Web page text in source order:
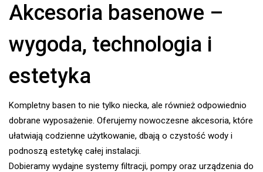
Akcesoria basenowe –
wygoda, technologia i
estetyka
Kompletny basen to nie tylko niecka, ale również odpowiednio
dobrane wyposażenie. Oferujemy nowoczesne akcesoria, które
ułatwiają codzienne użytkowanie, dbają o czystość wody i
podnoszą estetykę całej instalacji.
Dobieramy wydajne systemy filtracji, pompy oraz urządzenia do